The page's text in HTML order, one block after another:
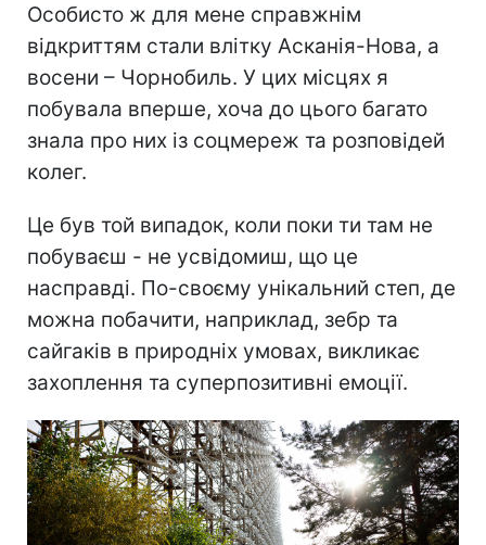
Особисто ж для мене справжнім
відкриттям стали влітку Асканія-Нова, а
восени – Чорнобиль. У цих місцях я
побувала вперше, хоча до цього багато
знала про них із соцмереж та розповідей
колег.
Це був той випадок, коли поки ти там не
побуваєш - не усвідомиш, що це
насправді. По-своєму унікальний степ, де
можна побачити, наприклад, зебр та
сайгаків в природніх умовах, викликає
захоплення та суперпозитивні емоції.